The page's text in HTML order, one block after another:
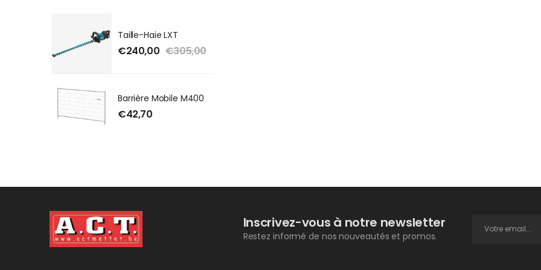
Taille-Haie LXT
€240,00 €305,00
Barrière Mobile M400
€42,70
Inscrivez-vous à notre newsletter
Restez informé de nos nouveautés et promos.